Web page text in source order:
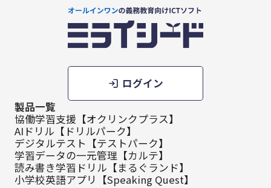
ログイン
製品一覧
協働学習支援【オクリンクプラス】
AIドリル【ドリルパーク】
デジタルテスト【テストパーク】
学習データの一元管理【カルテ】
読み書き学習ドリル【まるぐランド】
小学校英語アプリ【Speaking Quest】